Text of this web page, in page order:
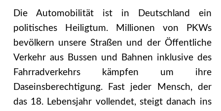
Die Automobilität ist in Deutschland ein
politisches Heiligtum. Millionen von PKWs
bevölkern unsere Straßen und der Öffentliche
Verkehr aus Bussen und Bahnen inklusive des
Fahrradverkehrs kämpfen um ihre
Daseinsberechtigung. Fast jeder Mensch, der
das 18. Lebensjahr vollendet, steigt danach ins